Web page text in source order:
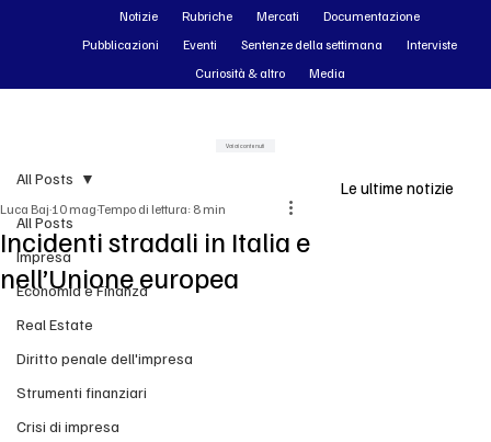
All Posts
Impresa
Economia e Finanza
Real Estate
Diritto penale dell'impresa
Strumenti finanziari
Crisi di impresa
All Posts
Incidenti stradali in Italia e
nell’Unione europea
Luca Baj 10 magTempo di lettura: 8 min
Le ultime notizie
Notizie Rubriche Mercati
Documentazione
Pubblicazioni
Eventi Sentenze della settimana
Interviste
Curiosità & altro
Media
Vai ai contenuti